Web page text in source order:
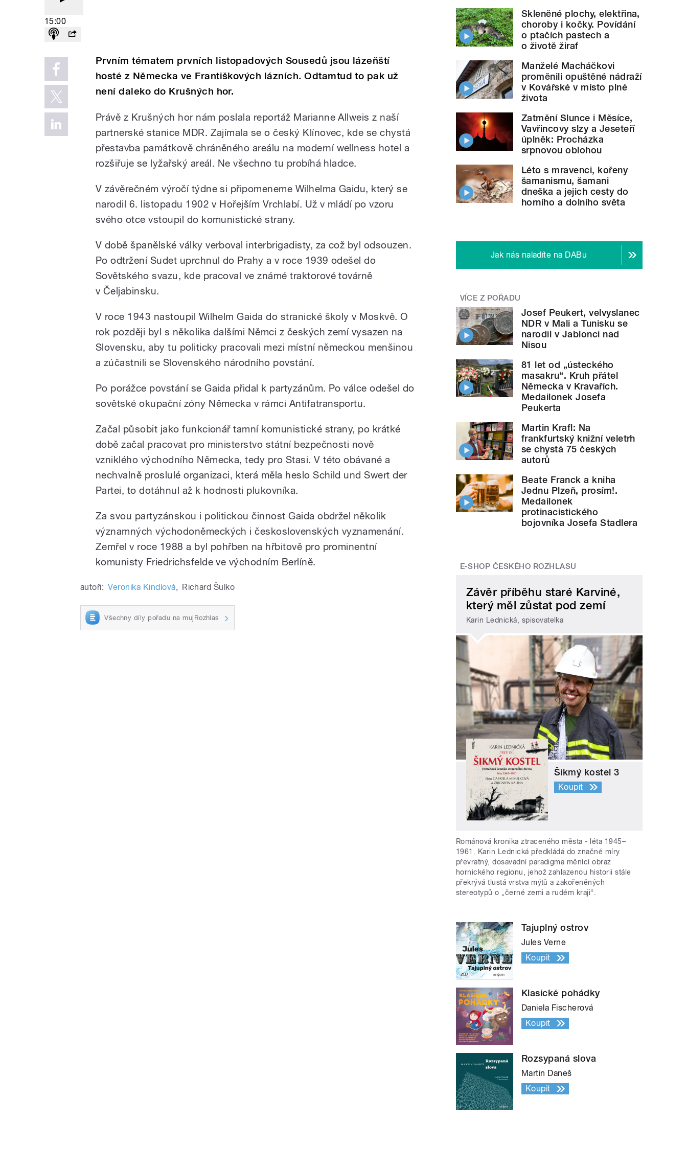
15:00
Prvním tématem prvních listopadových Sousedů jsou lázeňští
hosté z Německa ve Františkových lázních. Odtamtud to pak už
není daleko do Krušných hor.
Právě z Krušných hor nám poslala reportáž Marianne Allweis z naší
partnerské stanice MDR. Zajímala se o český Klínovec, kde se chystá
přestavba památkově chráněného areálu na moderní wellness hotel a
rozšiřuje se lyžařský areál. Ne všechno tu probíhá hladce.
V závěrečném výročí týdne si připomeneme Wilhelma Gaidu, který se
narodil 6. listopadu 1902 v Hořejším Vrchlabí. Už v mládí po vzoru
svého otce vstoupil do komunistické strany.
V době španělské války verboval interbrigadisty, za což byl odsouzen.
Po odtržení Sudet uprchnul do Prahy a v roce 1939 odešel do
Sovětského svazu, kde pracoval ve známé traktorové továrně
v Čeljabinsku.
V roce 1943 nastoupil Wilhelm Gaida do stranické školy v Moskvě. O
rok později byl s několika dalšími Němci z českých zemí vysazen na
Slovensku, aby tu politicky pracovali mezi místní německou menšinou
a zúčastnili se Slovenského národního povstání.
Po porážce povstání se Gaida přidal k partyzánům. Po válce odešel do
sovětské okupační zóny Německa v rámci Antifatransportu.
Začal působit jako funkcionář tamní komunistické strany, po krátké
době začal pracovat pro ministerstvo státní bezpečnosti nově
vzniklého východního Německa, tedy pro Stasi. V této obávané a
nechvalně proslulé organizaci, která měla heslo Schild und Swert der
Partei, to dotáhnul až k hodnosti plukovníka.
Za svou partyzánskou i politickou činnost Gaida obdržel několik
významných východoněmeckých i československých vyznamenání.
Zemřel v roce 1988 a byl pohřben na hřbitově pro prominentní
komunisty Friedrichsfelde ve východním Berlíně.
autoři: Veronika Kindlová, Richard Šulko
Všechny díly pořadu na mujRozhlas
Skleněné plochy, elektřina,
choroby i kočky. Povídání
o ptačích pastech a
o životě žiraf
Manželé Macháčkovi
proměnili opuštěné nádraží
v Kovářské v místo plné
života
Zatmění Slunce i Měsíce,
Vavřincovy slzy a Jeseteří
úplněk: Procházka
srpnovou oblohou
Léto s mravenci, kořeny
šamanismu, šamani
dneška a jejich cesty do
horního a dolního světa
Jak nás naladíte na DABu
VÍCE Z POŘADU
Josef Peukert, velvyslanec
NDR v Mali a Tunisku se
narodil v Jablonci nad
Nisou
81 let od „ústeckého
masakru“. Kruh přátel
Německa v Kravařích.
Medailonek Josefa
Peukerta
Martin Krafl: Na
frankfurtský knižní veletrh
se chystá 75 českých
autorů
Beate Franck a kniha
Jednu Plzeň, prosím!.
Medailonek
protinacistického
bojovníka Josefa Stadlera
E-SHOP ČESKÉHO ROZHLASU
Závěr příběhu staré Karviné,
který měl zůstat pod zemí
Karin Lednická, spisovatelka
Šikmý kostel 3
Koupit
Románová kronika ztraceného města - léta 1945–
1961. Karin Lednická předkládá do značné míry
převratný, dosavadní paradigma měnící obraz
hornického regionu, jehož zahlazenou historii stále
překrývá tlustá vrstva mýtů a zakořeněných
stereotypů o „černé zemi a rudém kraji“.
Tajuplný ostrov
Jules Verne
Koupit
Klasické pohádky
Daniela Fischerová
Koupit
Rozsypaná slova
Martin Daneš
Koupit